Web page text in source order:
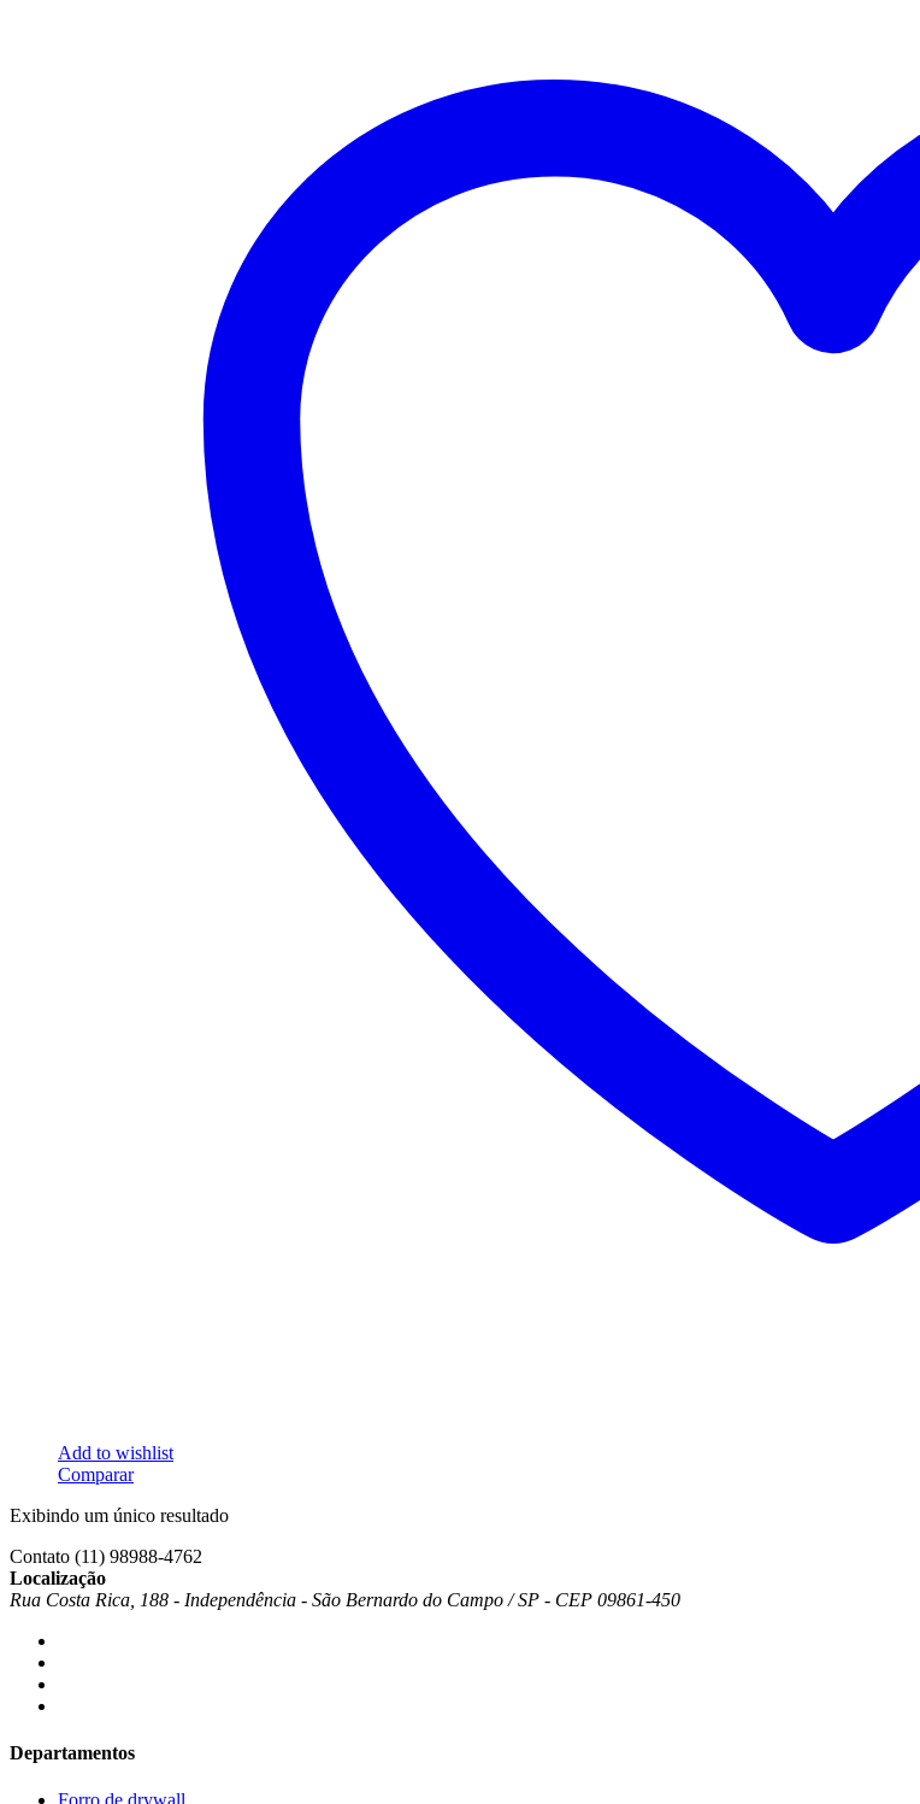
Add to wishlist
Comparar
Exibindo um único resultado
Contato (11) 98988-4762
Localização
Rua Costa Rica, 188 - Independência - São Bernardo do Campo / SP - CEP 09861-450
Departamentos
Forro de drywall